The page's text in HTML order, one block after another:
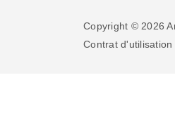
Copyright © 2026
Contrat d'utilisation